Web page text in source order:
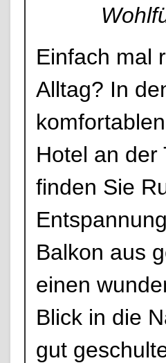
Einfach mal
Alltag? In
Hotel an der
finden Sie
Balkon aus
einen
Blick in die
gut